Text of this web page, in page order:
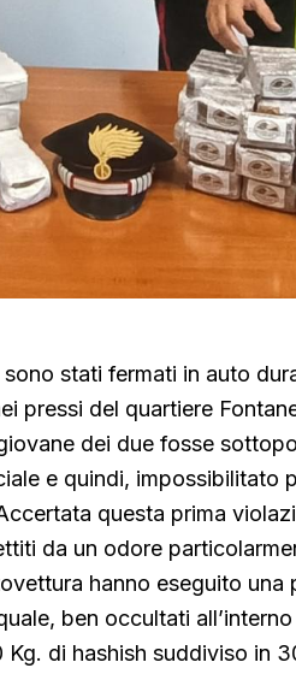
stati fermati in auto
pressi del quartiere
dei due fosse
e quindi, impossibilitato
questa prima
da un odore
hanno eseguito una
ben occultati
di hashish suddiviso in